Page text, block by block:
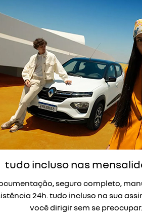
tudo incluso nas
seguro completo,
24h. tudo incluso na sua
você dirigir sem se preocupar.